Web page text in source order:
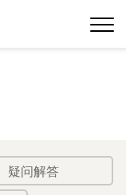
疑问解答